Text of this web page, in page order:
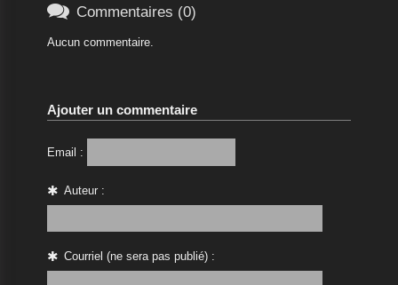
 Commentaires (0)
Aucun commentaire.
Ajouter un commentaire
Email :
Auteur :
Courriel (ne sera pas publié) :